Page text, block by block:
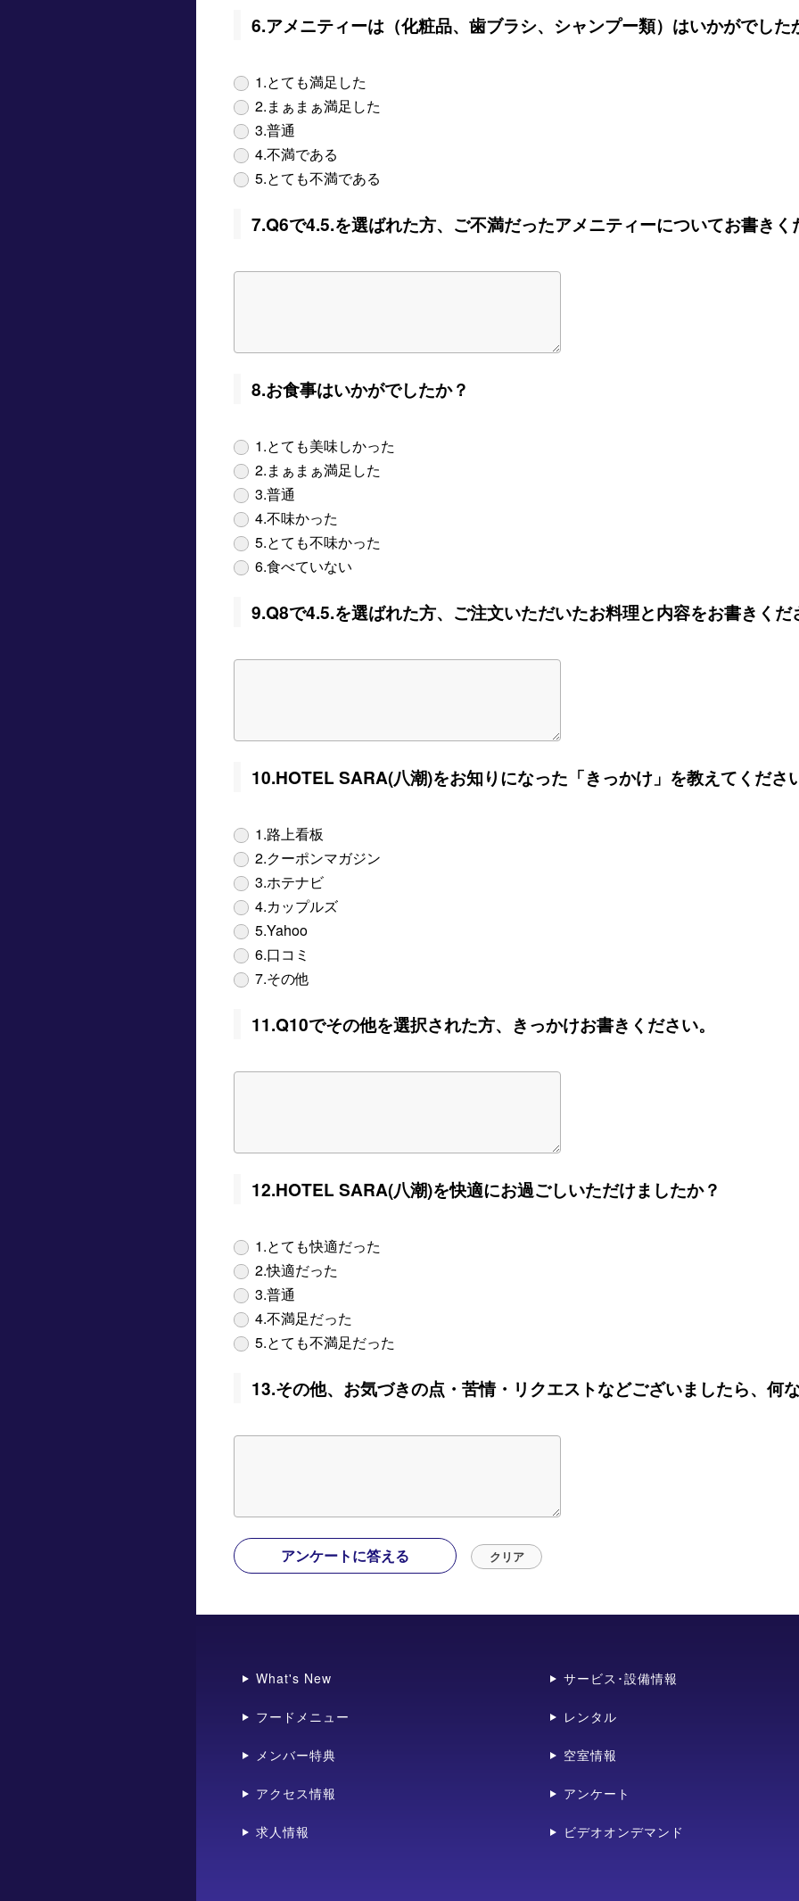
6.アメニティーは（化粧品、歯ブラシ、シャンプー類）はいかがでした
1.とても満足した
2.まぁまぁ満足した
3.普通
4.不満である
5.とても不満である
7.Q6で4.5.を選ばれた方、ご不満だったアメニティーについてお書きく
8.お食事はいかがでしたか？
1.とても美味しかった
2.まぁまぁ満足した
3.普通
4.不味かった
5.とても不味かった
6.食べていない
9.Q8で4.5.を選ばれた方、ご注文いただいたお料理と内容をお書きくだ
10.HOTEL SARA(八潮)をお知りになった「きっかけ」を教えてくださ
1.路上看板
2.クーポンマガジン
3.ホテナビ
4.カップルズ
5.Yahoo
6.口コミ
7.その他
11.Q10でその他を選択された方、きっかけお書きください。
12.HOTEL SARA(八潮)を快適にお過ごしいただけましたか？
1.とても快適だった
2.快適だった
3.普通
4.不満足だった
5.とても不満足だった
13.その他、お気づきの点・苦情・リクエストなどございましたら、何
アンケートに答える
What's New サービス･設備情報
フードメニュー レンタル
メンバー特典 空室情報
アクセス情報 アンケート
求人情報 ビデオオンデマンド